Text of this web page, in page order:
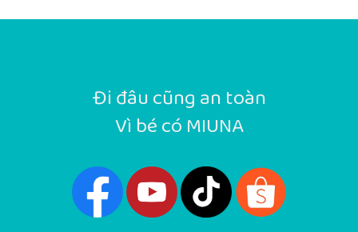
Đi đâu cũng an toàn
Vì bé có MIUNA